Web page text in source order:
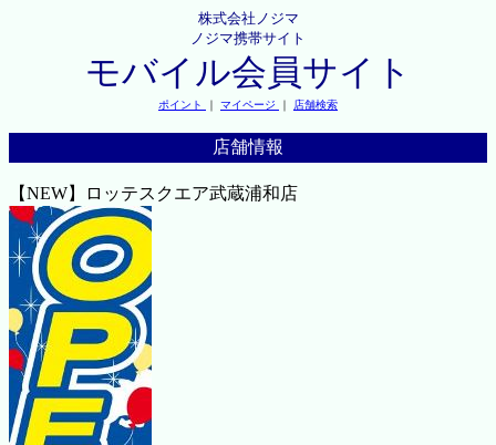
株式会社ノジマ
ノジマ携帯サイト
モバイル会員サイト
ポイント ｜ マイページ ｜ 店舗検索
店舗情報
【NEW】ロッテスクエア武蔵浦和店